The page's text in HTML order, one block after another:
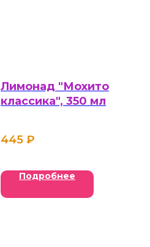
Лимонад "Мохито
классика", 350 мл
445 ₽
Подробнее